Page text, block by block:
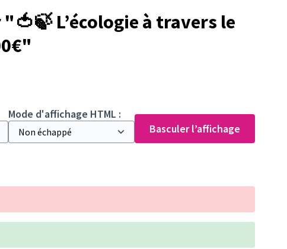
L’écologie à travers le
Mode d'affichage HTML :
Basculer l’affichage